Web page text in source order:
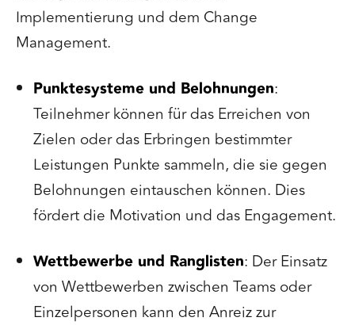
Implementierung und dem Change
Management.
Punktesysteme und Belohnungen:
Teilnehmer können für das Erreichen von
Zielen oder das Erbringen bestimmter
Leistungen Punkte sammeln, die sie gegen
Belohnungen eintauschen können. Dies
fördert die Motivation und das Engagement.
Wettbewerbe und Ranglisten: Der Einsatz
von Wettbewerben zwischen Teams oder
Einzelpersonen kann den Anreiz zur